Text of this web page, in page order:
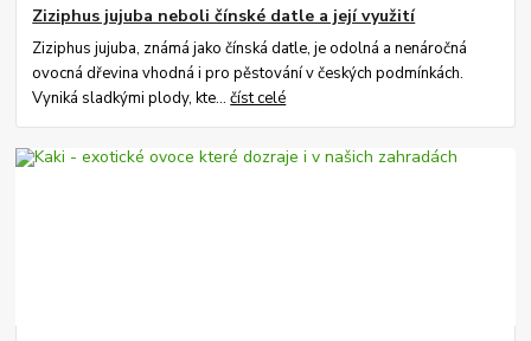
Ziziphus jujuba neboli čínské datle a její využití
Ziziphus jujuba, známá jako čínská datle, je odolná a nenáročná
ovocná dřevina vhodná i pro pěstování v českých podmínkách.
Vyniká sladkými plody, kte...číst celé